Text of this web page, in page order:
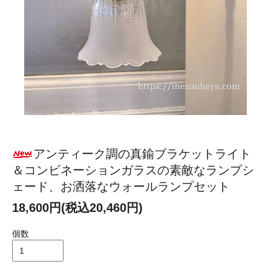
アンティーク調の真鍮ブラケットライト
＆コンビネーションガラスの素敵なランプシ
ェード、お洒落なウォールランプセット
18,600円(税込20,460円)
個数